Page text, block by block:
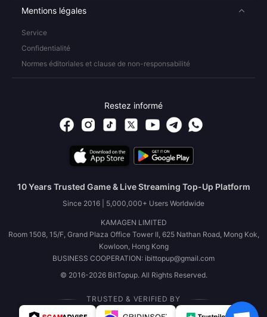
Mentions légales
Service
Confidentialité
Normes éditoriales et clause de non-responsabilité
Restez informé
10 Years Trusted Game & Live Streaming Top-Up Platform
Since 2016 | 5,000,000+ Users Worldwide
KAMAGEN LIMITED
Room 1508, 15/F, Grand Plaza Office Tower II, 625 Nathan Road, Mong Kok,
Kowloon, Hong Kong
BUSINESS COOPERATION: ibittopup@gmail.com
© 2016-2026 BitTopup. All Rights Reserved.
TRUSTED & VERIFIED BY